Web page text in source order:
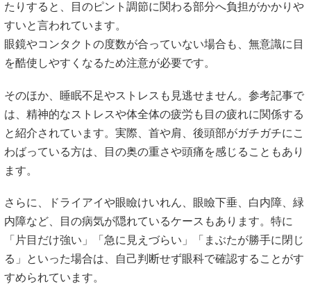
たりすると、目のピント調節に関わる部分へ負担がかかりや
すいと言われています。
眼鏡やコンタクトの度数が合っていない場合も、無意識に目
を酷使しやすくなるため注意が必要です。
そのほか、睡眠不足やストレスも見逃せません。参考記事で
は、精神的なストレスや体全体の疲労も目の疲れに関係する
と紹介されています。実際、首や肩、後頭部がガチガチにこ
わばっている方は、目の奥の重さや頭痛を感じることもあり
ます。
さらに、ドライアイや眼瞼けいれん、眼瞼下垂、白内障、緑
内障など、目の病気が隠れているケースもあります。特に
「片目だけ強い」「急に見えづらい」「まぶたが勝手に閉じ
る」といった場合は、自己判断せず眼科で確認することがす
すめられています。